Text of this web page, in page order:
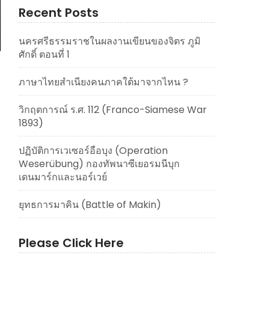
Recent Posts
นครศรีธรรมราชในผลงานเขียนของจิตร ภูมิ
ศักดิ์ ตอนที่ 1
ภาษาไทยสำเนียงคนภาคใต้มาจากไหน ?
วิกฤตการณ์ ร.ศ. 112 (Franco-Siamese War
1893)
ปฏิบัติการเวเซอร์อือบุง (Operation
Weserübung) กองทัพนาซีเยอรมนีบุก
เดนมาร์กและนอร์เวย์
ยุทธการมาคิน (Battle of Makin)
Please Click Here